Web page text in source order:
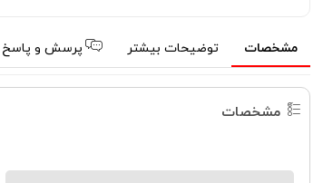
مشخصات توضیحات بیشتر پرسش و پاسخ
مشخصات